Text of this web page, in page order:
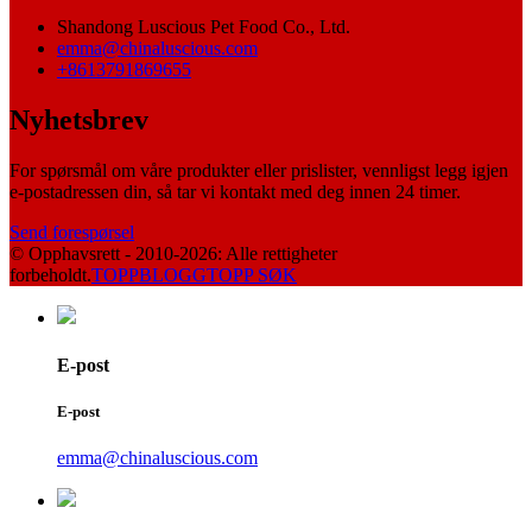
Shandong Luscious Pet Food Co., Ltd.
emma@chinaluscious.com
+8613791869655
Nyhetsbrev
For spørsmål om våre produkter eller prislister, vennligst legg igjen
e-postadressen din, så tar vi kontakt med deg innen 24 timer.
Send forespørsel
© Opphavsrett - 2010-2026: Alle rettigheter
forbeholdt.TOPPBLOGGTOPP SØK
E-post
E-post
emma@chinaluscious.com